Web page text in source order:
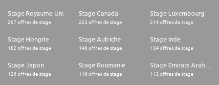
Stage Royaume-Uni
267 offres de stage
Stage Canada
223 offres de stage
Stage Luxembourg
214 offres de stage
Stage Hongrie
182 offres de stage
Stage Autriche
148 offres de stage
Stage Inde
134 offres de stage
Stage Japon
126 offres de stage
Stage Roumanie
116 offres de stage 112 offres de stage